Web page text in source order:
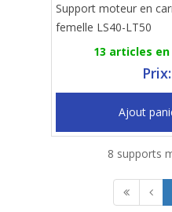
Support moteur en
femelle LS40-LT50
13 articles
Ajout
8 supports